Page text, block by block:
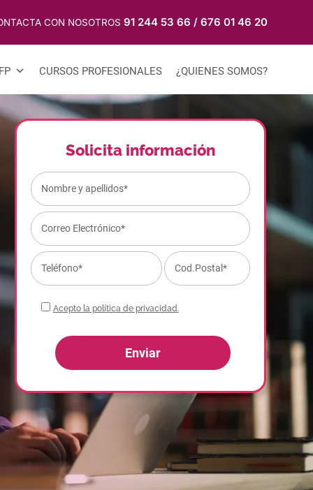
CON NOSOTROS 91 244 53 66 / 676 01 46 20
FP CURSOS PROFESIONALES ¿QUIENES SOMOS?
Solicita información
Acepto la política de privacidad.
Enviar